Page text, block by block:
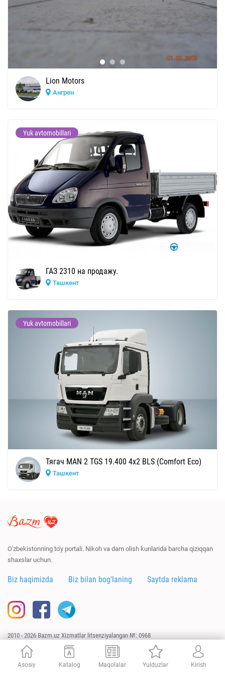
Lion Motors
Ангрен
Yuk avtomobillari
ГАЗ 2310 на продажу.
Ташкент
Yuk avtomobillari
Тягач MAN 2 TGS 19.400 4x2 BLS (Comfort Eco)
Ташкент
O'zbekistonning to'y portali. Nikoh va dam olish kunlarida barcha qiziqqan
shaxslar uchun.
Biz haqimizda Biz bilan bog'laning Saytda reklama
2010 - 2026 Bazm.uz Xizmatlar litsenziyalangan №: 0968
URAGAN.UZ tomonidan ishlab chiqildi
Asosiy Katalog Maqolalar Yulduzlar Kirish